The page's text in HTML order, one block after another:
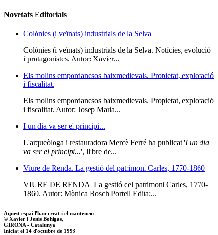
Novetats Editorials
Colònies (i veïnats) industrials de la Selva
Colònies (i veïnats) industrials de la Selva. Notícies, evolució
i protagonistes. Autor: Xavier...
Els molins empordanesos baixmedievals. Propietat, explotació
i fiscalitat.
Els molins empordanesos baixmedievals. Propietat, explotació
i fiscalitat. Autor: Josep Maria...
I un dia va ser el principi...
L'arqueòloga i restauradora Mercè Ferré ha publicat 'I un dia
va ser el principi...', llibre de...
Viure de Renda. La gestió del patrimoni Carles, 1770-1860
VIURE DE RENDA. La gestió del patrimoni Carles, 1770-
1860. Autor: Mònica Bosch Portell Edita:...
Aquest espai l'han creat i el mantenen:
© Xavier i Jesús Bohigas,
GIRONA - Catalunya
Iniciat el 14 d'octubre de 1998